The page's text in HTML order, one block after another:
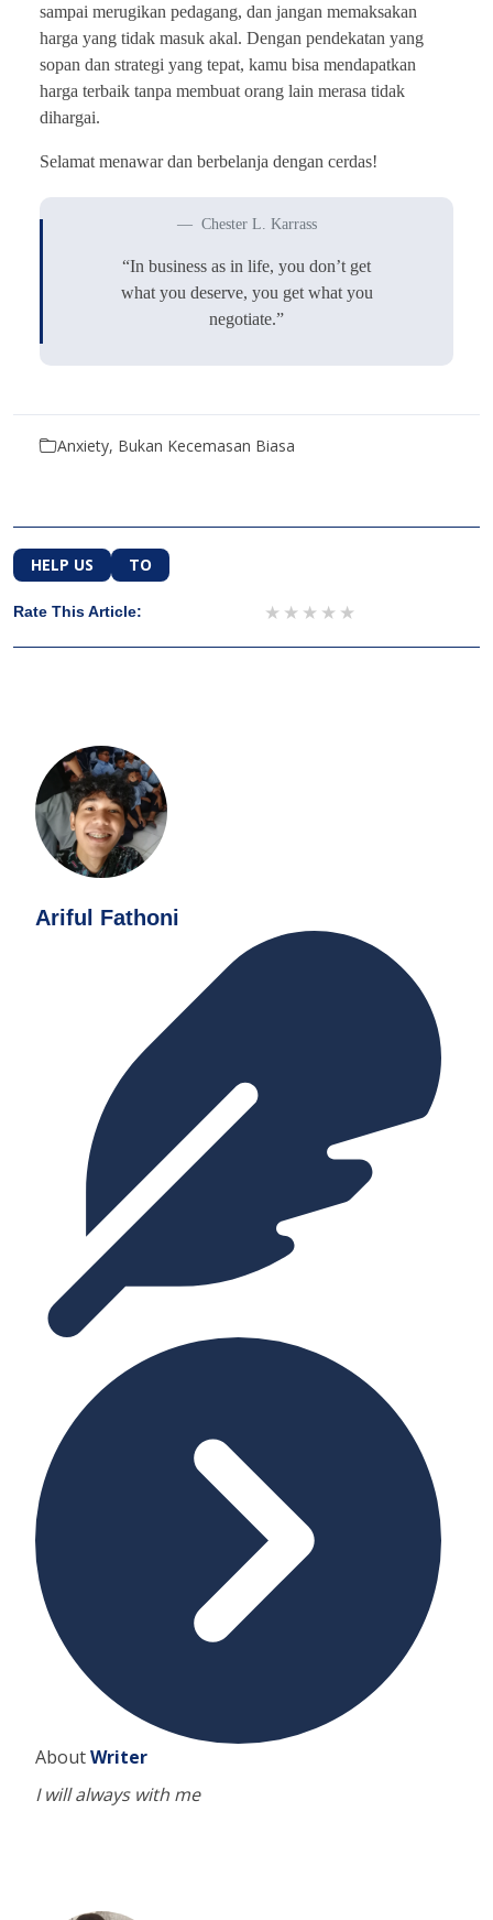
sampai merugikan pedagang, dan jangan memaksakan
harga yang tidak masuk akal. Dengan pendekatan yang
sopan dan strategi yang tepat, kamu bisa mendapatkan
harga terbaik tanpa membuat orang lain merasa tidak
dihargai.
Selamat menawar dan berbelanja dengan cerdas!
Chester L. Karrass
“In business as in life, you don’t get
what you deserve, you get what you
negotiate.”
Anxiety, Bukan Kecemasan Biasa
HELP US TO
Rate This Article: 4 stars
3 stars
2 stars
1 star
Ariful Fathoni
AboutWriter
I will always with me